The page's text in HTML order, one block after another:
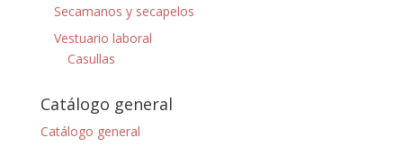
Secamanos y secapelos
Vestuario laboral
Casullas
Catálogo general
Catálogo general